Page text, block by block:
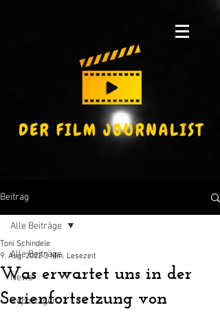
Beitrag
Alle Beiträge
News
Reportagen
Alle Beiträge
Was erwartet uns in der
Serienfortsetzung von
Toni Schindele
9. Aug. 2022 3 Min. Lesezeit